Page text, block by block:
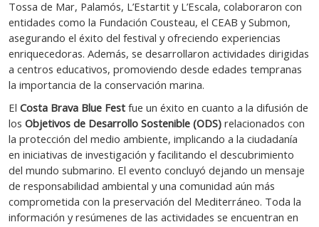
Tossa de Mar, Palamós, L’Estartit y L’Escala, colaboraron con
entidades como la Fundación Cousteau, el CEAB y Submon,
asegurando el éxito del festival y ofreciendo experiencias
enriquecedoras. Además, se desarrollaron actividades dirigidas
a centros educativos, promoviendo desde edades tempranas
la importancia de la conservación marina.
El Costa Brava Blue Fest fue un éxito en cuanto a la difusión de
los Objetivos de Desarrollo Sostenible (ODS) relacionados con
la protección del medio ambiente, implicando a la ciudadanía
en iniciativas de investigación y facilitando el descubrimiento
del mundo submarino. El evento concluyó dejando un mensaje
de responsabilidad ambiental y una comunidad aún más
comprometida con la preservación del Mediterráneo. Toda la
información y resúmenes de las actividades se encuentran en